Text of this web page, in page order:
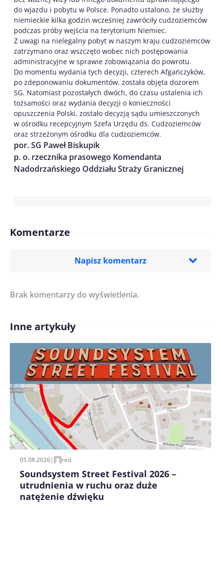
do wjazdu i pobytu w Polsce. Ponadto ustalono, że służby
niemieckie kilka godzin wcześniej zawróciły cudzoziemców
podczas próby wejścia na terytorium Niemiec.
Z uwagi na nielegalny pobyt w naszym kraju cudzoziemców
zatrzymano oraz wszczęto wobec nich postępowania
administracyjne w sprawie zobowiązania do powrotu.
Do momentu wydania tych decyzji, czterech Afgańczyków,
po zdeponowaniu dokumentów, została objęta dozorem
SG. Natomiast pozostałych dwóch, do czasu ustalenia ich
tożsamości oraz wydania decyzji o konieczności
opuszczenia Polski, zostało decyzją sądu umieszczonych
w ośrodku recepcyjnym Szefa Urzędu ds. Cudzoziemców
oraz strzeżonym ośrodku dla cudzoziemców.
por. SG Paweł Biskupik
p. o. rzecznika prasowego Komendanta
Nadodrzańskiego Oddziału Straży Granicznej
Komentarze
Napisz komentarz
Treść komentarza*
Imię/ Nick*
Zapamiętaj moje dane w tej przeglądarce podczas
pisania kolejnych komentarzy.
Brak komentarzy do wyświetlenia.
Inne artykuły
05.08.2026| red.
Soundsystem Street Festival 2026 –
utrudnienia w ruchu oraz duże
natężenie dźwięku